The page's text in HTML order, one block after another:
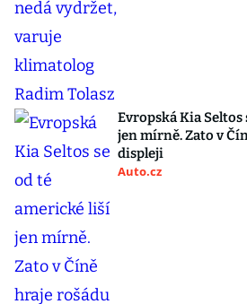
Evropská Kia
jen mírně. Zato v
displeji
Auto.cz